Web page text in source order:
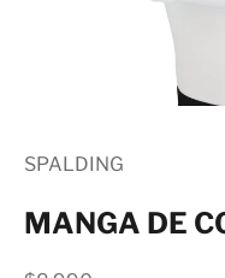
SPALDING
MANGA DE